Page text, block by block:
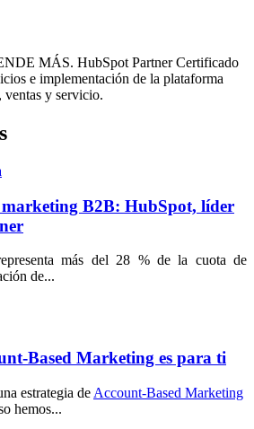
MÁS. HubSpot Partner Certificado
e implementación de la plataforma
y servicio.
B2B: HubSpot, líder
más del 28 % de la cuota de
de...
Based Marketing es para ti
estrategia de Account-Based Marketing
hemos...